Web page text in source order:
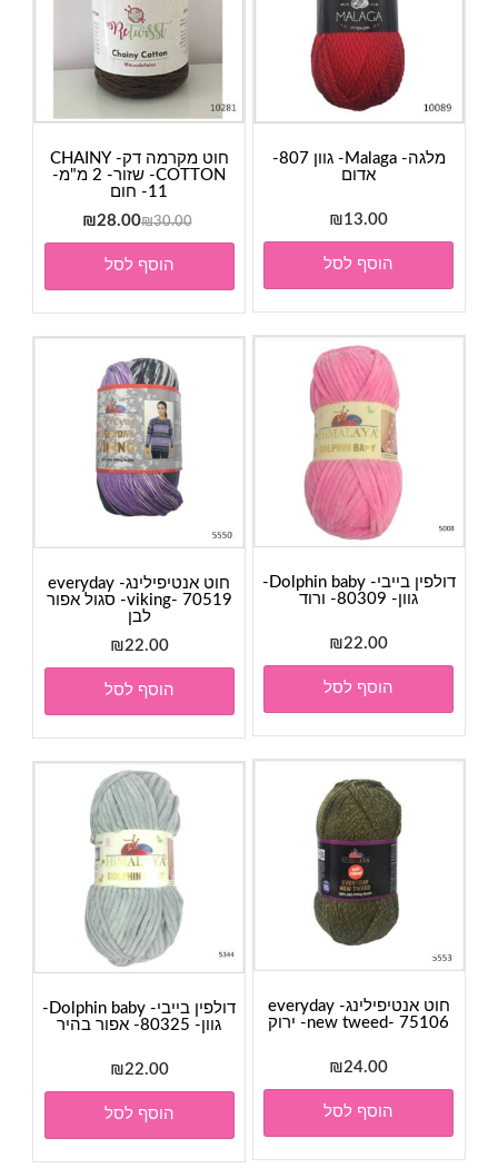
מלגה- Malaga- גוון 807-
אדום
₪13.00
הוסף לסל
חוט מקרמה דק- CHAINY
COTTON- שזור- 2 מ"מ-
11- חום
₪30.00
המחיר
המקורי
היה:
₪30.00.
₪28.00
הנוכחי
₪28.00.
הוסף לסל
דולפין בייבי- Dolphin baby-
גוון- 80309- ורוד
₪22.00
הוסף לסל
חוט אנטיפילינג- everyday
viking- 70519- סגול אפור
לבן
₪22.00
הוסף לסל
חוט אנטיפילינג- everyday
new tweed- 75106- ירוק
₪24.00
הוסף לסל
דולפין בייבי- Dolphin baby-
גוון- 80325- אפור בהיר
₪22.00
הוסף לסל